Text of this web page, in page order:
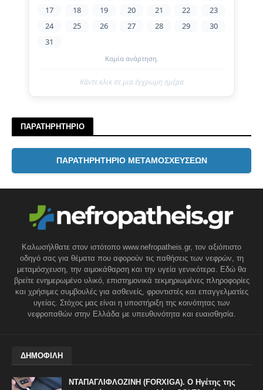
17
18 19 20 21 22
23
24
25 26 27 28 29
30
31
Καμία ανάρτηση.
Κάντε κλικ σε μια έγχρωμη ημέρα
ΠΑΡΑΤΗΡΗΤΗΡΙΟ
ΠΑΡΑΤΗΡΗΤΗΡΙΟ ΜΕΤΑΜΟΣΧΕΥΣΕΩΝ
Καλωσήλθατε στον ιστότοπο www.nefropatheis.gr, τον αξιόπιστο
οδηγό σας για θέματα που αφορούν τις παθήσεις των νεφρών, τη
μεταμόσχευση, την αιμοκάθαρση και την υγεία γενικότερα. Εδώ θα
βρείτε ενημερωμένο υλικό, επιστημονικά τεκμηριωμένες πληροφορίες
και χρήσιμες συμβουλές για ασθενείς, φροντιστές και επαγγελματίες
υγείας. Στόχος μας είναι η υποστήριξη της κοινότητας των
νεφροπαθών στην Ελλάδα με υπευθυνότητα και ευαισθησία.
ΔΗΜΟΦΙΛΗ
ΝΤΑΠΑΓΛΙΦΛΟΖΙΝΗ (FORXIGA). Ο Ηγέτης της